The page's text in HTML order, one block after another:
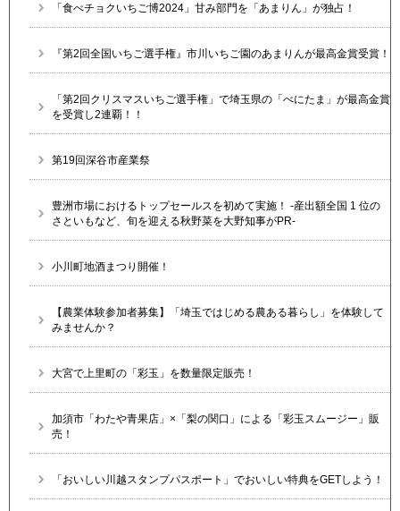
「食べチョクいちご博2024」甘み部門を「あまりん」が独占！
『第2回全国いちご選手権』市川いちご園のあまりんが最高金賞受賞！
「第2回クリスマスいちご選手権」で埼玉県の「べにたま」が最高金賞
を受賞し2連覇！！
第19回深谷市産業祭
豊洲市場におけるトップセールスを初めて実施！ -産出額全国 1 位の
さといもなど、旬を迎える秋野菜を大野知事がPR-
小川町地酒まつり開催！
【農業体験参加者募集】「埼玉ではじめる農ある暮らし」を体験して
みませんか？
大宮で上里町の「彩玉」を数量限定販売！
加須市「わたや青果店」×「梨の関口」による「彩玉スムージー」販
売！
「おいしい川越スタンプパスポート」でおいしい特典をGETしよう！